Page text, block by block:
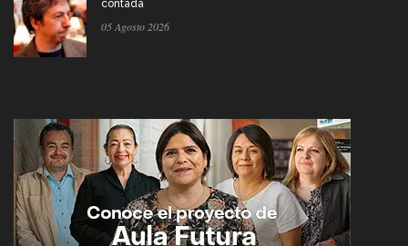
contada
05 Agosto 2026